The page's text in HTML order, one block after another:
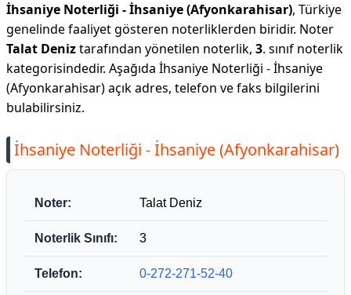
İhsaniye Noterliği - İhsaniye (Afyonkarahisar), Türkiye
genelinde faaliyet gösteren noterliklerden biridir. Noter
Talat Deniztarafından yönetilen noterlik, 3. sınıf noterlik
kategorisindedir. Aşağıda İhsaniye Noterliği - İhsaniye
(Afyonkarahisar) açık adres, telefon ve faks bilgilerini
bulabilirsiniz.
İhsaniye Noterliği - İhsaniye (Afyonkarahisar)
Noter: Talat Deniz
Noterlik Sınıfı: 3
Telefon: 0-272-271-52-40